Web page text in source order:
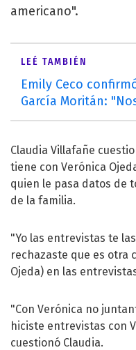
americano".
LEÉ TAMBIÉN
Emily Ceco
García Moritán:
Claudia Villafañe
tiene con Verónica
quien le pasa datos de
de la familia.
"Yo las entrevistas te
rechazaste que es otra
Ojeda) en las
"Con Verónica no
hiciste entrevistas con
cuestionó Claudia.